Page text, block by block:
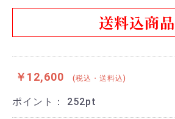
送料込商品
￥12,600 (税込・送料込)
ポイント： 252pt